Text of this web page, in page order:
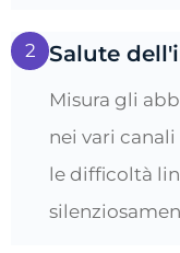
2 Salute
Misura gli
nei vari
le difficoltà